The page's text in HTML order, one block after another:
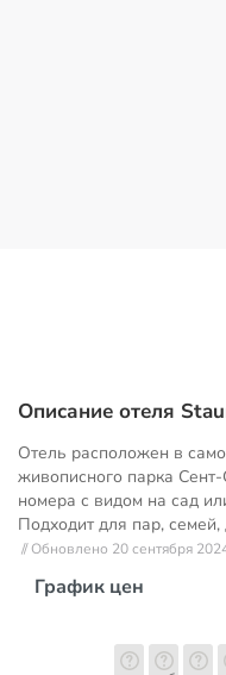
Описание отеля
Отель расположен в
живописного парка Сент-
номера с видом на сад
Подходит для пар,
// Обновлено 20 сентября
График цен